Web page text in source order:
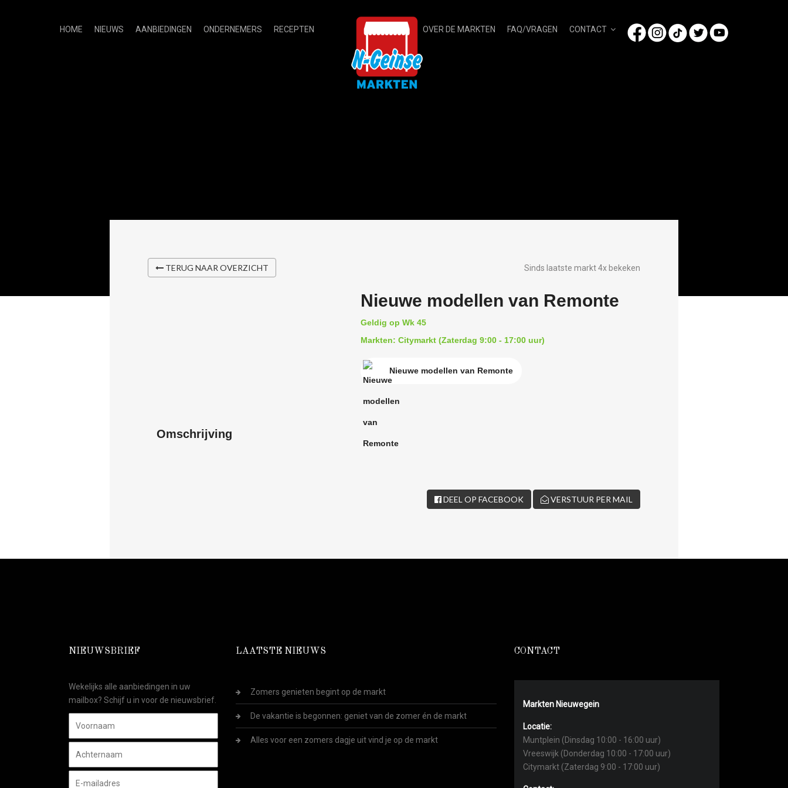
HOME NIEUWS AANBIEDINGEN ONDERNEMERS RECEPTEN OVER DE MARKTEN FAQ/VRAGEN CONTACT
TERUG NAAR OVERZICHT Sinds laatste markt 4x bekeken
Nieuwe modellen van Remonte
Geldig op Wk 45
Markten: Citymarkt (Zaterdag 9:00 - 17:00 uur)
Nieuwe modellen van Remonte
Omschrijving
DEEL OP FACEBOOK VERSTUUR PER MAIL
NIEUWSBRIEF
Wekelijks alle aanbiedingen in uw
mailbox? Schijf u in voor de nieuwsbrief.
LAATSTE NIEUWS
Zomers genieten begint op de markt
De vakantie is begonnen: geniet van de zomer én de markt
Alles voor een zomers dagje uit vind je op de markt
CONTACT
Markten Nieuwegein
Locatie:
Muntplein (Dinsdag 10:00 - 16:00 uur)
Vreeswijk (Donderdag 10:00 - 17:00 uur)
Citymarkt (Zaterdag 9:00 - 17:00 uur)